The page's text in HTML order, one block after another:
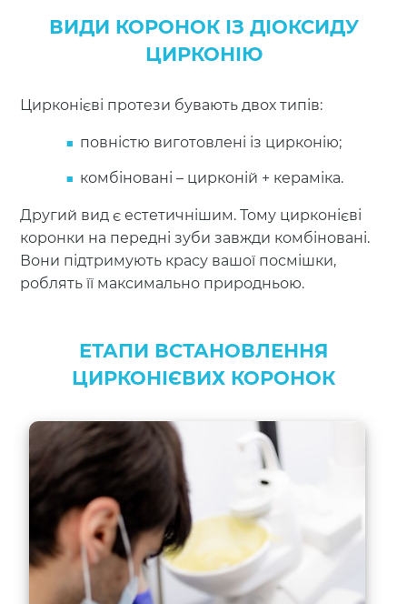
ВИДИ КОРОНОК ІЗ ДІОКСИДУ
ЦИРКОНІЮ
Цирконієві протези бувають двох типів:
повністю виготовлені із цирконію;
комбіновані – цирконій + кераміка.
Другий вид є естетичнішим. Тому цирконієві
коронки на передні зуби завжди комбіновані.
Вони підтримують красу вашої посмішки,
роблять її максимально природньою.
ЕТАПИ ВСТАНОВЛЕННЯ
ЦИРКОНІЄВИХ КОРОНОК